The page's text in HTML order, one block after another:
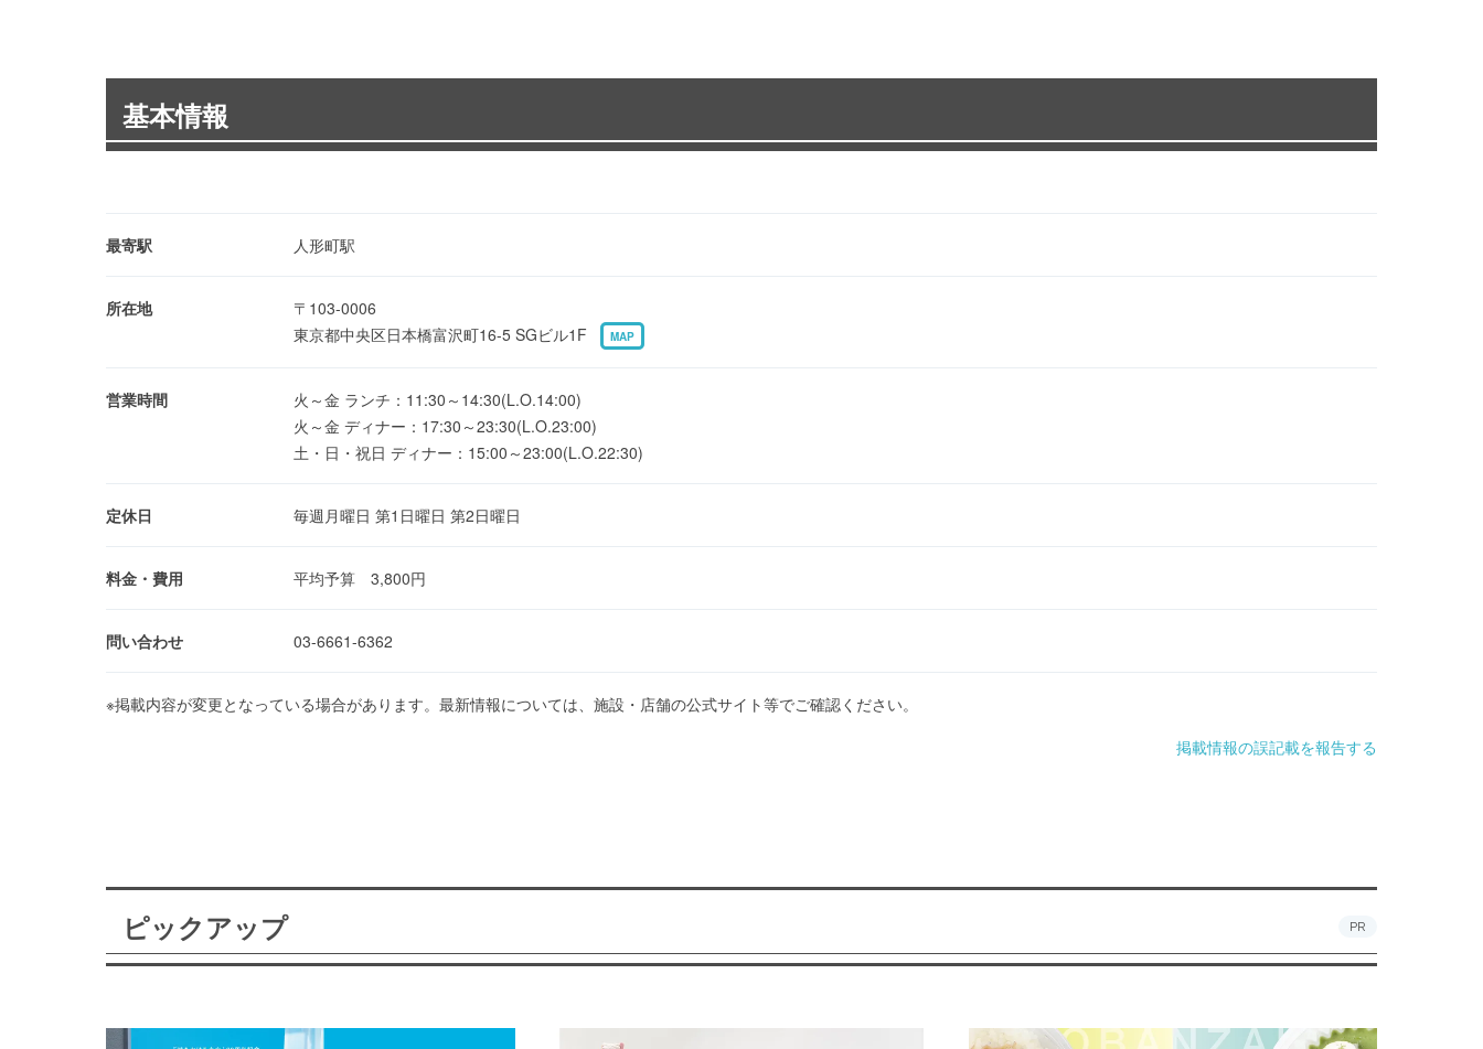
基本情報
最寄駅 人形町駅
所在地
〒103-0006
東京都中央区日本橋富沢町16-5 SGビル1F
MAP
営業時間
火～金 ランチ：11:30～14:30(L.O.14:00)
火～金 ディナー：17:30～23:30(L.O.23:00)
土・日・祝日 ディナー：15:00～23:00(L.O.22:30)
定休日 毎週月曜日 第1日曜日 第2日曜日
料金・費用 平均予算 3,800円
問い合わせ 03-6661-6362
※掲載内容が変更となっている場合があります。最新情報については、施設・店舗の公式サイト等でご確認ください。
掲載情報の誤記載を報告する
ピックアップ PR